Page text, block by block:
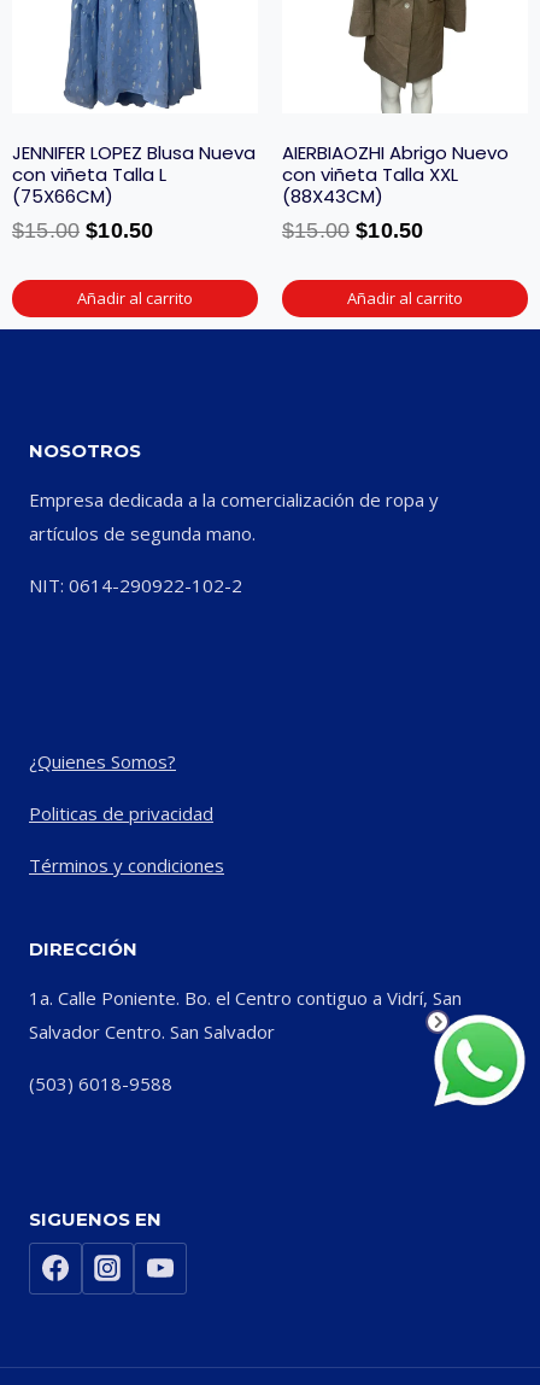
JENNIFER LOPEZ Blusa Nueva
con viñeta Talla L
(75X66CM)
$15.00 $10.50
Añadir al carrito
AIERBIAOZHI Abrigo Nuevo
con viñeta Talla XXL
(88X43CM)
$15.00 $10.50
Añadir al carrito
NOSOTROS
Empresa dedicada a la comercialización de ropa y
artículos de segunda mano.
NIT: 0614-290922-102-2
¿Quienes Somos?
Politicas de privacidad
Términos y condiciones
DIRECCIÓN
1a. Calle Poniente. Bo. el Centro contiguo a Vidrí, San
Salvador Centro. San Salvador
(503) 6018-9588
SIGUENOS EN